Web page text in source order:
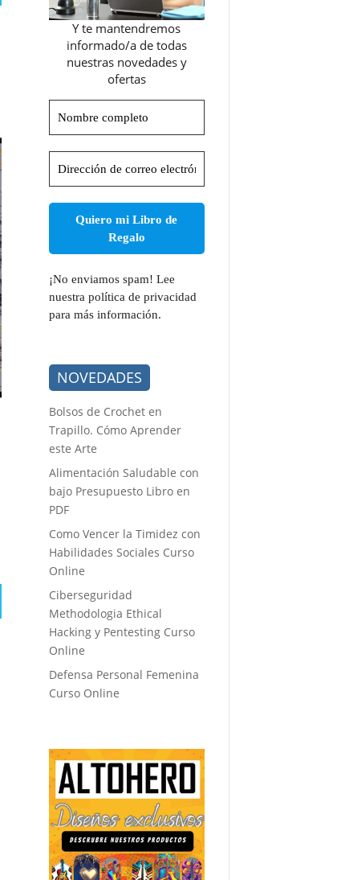
Y te mantendremos
informado/a de todas
nuestras novedades y
ofertas
completo
de
correo
electrónico
¡No enviamos spam! Lee
nuestrapolítica de privacidad
para más información.
NOVEDADES
Bolsos de Crochet en
Trapillo. Cómo Aprender
este Arte
Alimentación Saludable con
bajo Presupuesto Libro en
PDF
Como Vencer la Timidez con
Habilidades Sociales Curso
Online
Ciberseguridad
Methodologia Ethical
Hacking y Pentesting Curso
Online
Defensa Personal Femenina
Curso Online